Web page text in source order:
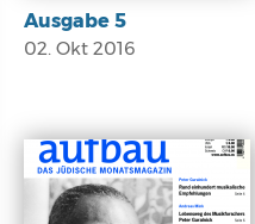
Ausgabe 5
02. Okt 2016